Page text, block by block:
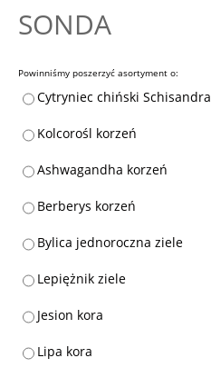
SONDA
Powinniśmy poszerzyć asortyment o:
Cytryniec chiński Schisandra
Kolcorośl korzeń
Ashwagandha korzeń
Berberys korzeń
Bylica jednoroczna ziele
Lepiężnik ziele
Jesion kora
Lipa kora